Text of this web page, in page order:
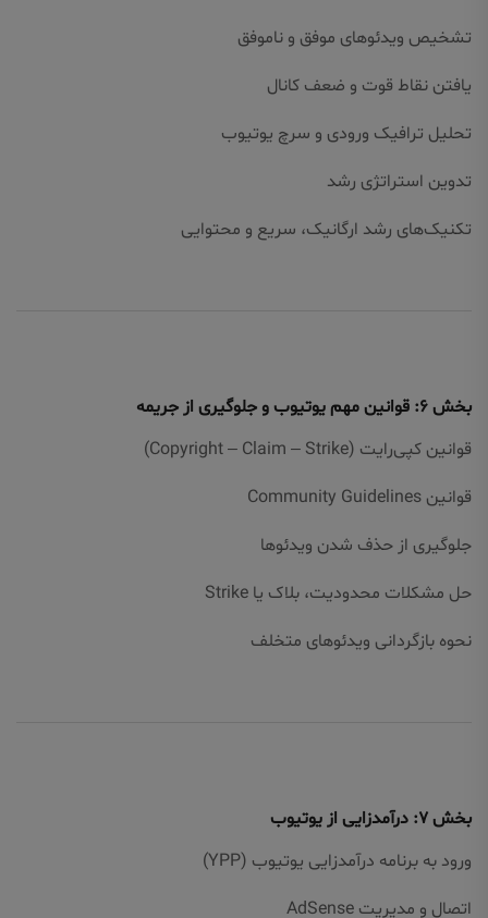
تشخیص ویدئوهای موفق و ناموفق
یافتن نقاط قوت و ضعف کانال
تحلیل ترافیک ورودی و سرچ یوتیوب
تدوین استراتژی رشد
تکنیک‌های رشد ارگانیک، سریع و محتوایی
بخش ۶: قوانین مهم یوتیوب و جلوگیری از جریمه
قوانین کپی‌رایت (Copyright – Claim – Strike)
قوانین Community Guidelines
جلوگیری از حذف شدن ویدئوها
حل مشکلات محدودیت، بلاک یا Strike
نحوه بازگردانی ویدئوهای متخلف
بخش ۷: درآمدزایی از یوتیوب
ورود به برنامه درآمدزایی یوتیوب (YPP)
اتصال و مدیریت AdSense